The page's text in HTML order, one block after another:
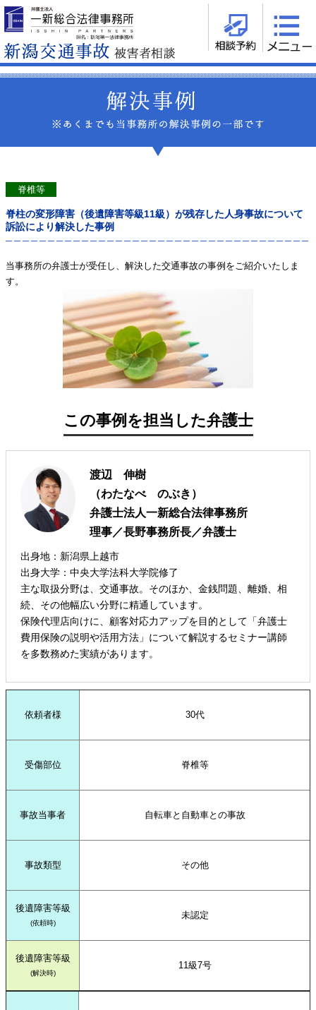
脊椎等
脊柱の変形障害（後遺障害等級11級）が残存した人身事故について
訴訟により解決した事例
当事務所の弁護士が受任し、解決した交通事故の事例をご紹介いたしま
す。
この事例を担当した弁護士
渡辺 伸樹
（わたなべ のぶき）
弁護士法人一新総合法律事務所
理事／長野事務所長／弁護士
出身地：新潟県上越市
出身大学：中央大学法科大学院修了
主な取扱分野は、交通事故。そのほか、金銭問題、離婚、相
続、その他幅広い分野に精通しています。
保険代理店向けに、顧客対応力アップを目的として「弁護士
費用保険の説明や活用方法」について解説するセミナー講師
を多数務めた実績があります。
依頼者様 30代
受傷部位 脊椎等
事故当事者 自転車と自動車との事故
事故類型 その他
後遺障害等級
(依頼時)
未認定
後遺障害等級
(解決時)
11級7号